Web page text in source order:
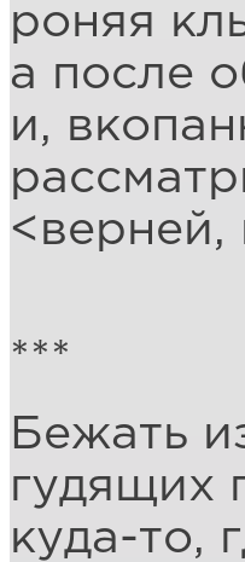
роняя
а после
и,
<верней,
***
Бежать
гудящих
куда-то,